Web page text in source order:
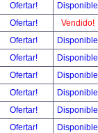
Ofertar!
Disponible
Ofertar!
Vendido!
Ofertar!
Disponible
Ofertar!
Disponible
Ofertar!
Disponible
Ofertar!
Disponible
Ofertar!
Disponible
Ofertar!
Disponible